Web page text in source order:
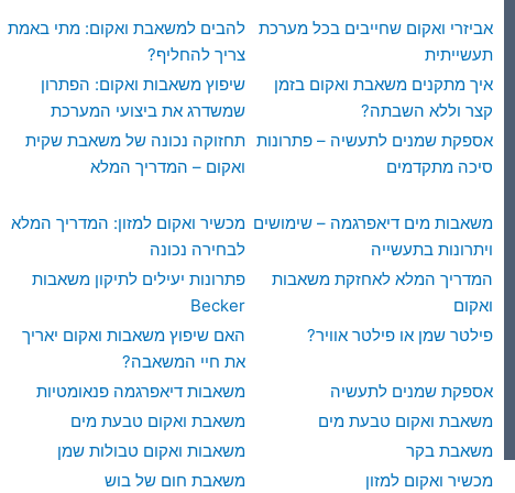
אביזרי ואקום שחייבים בכל מערכת
תעשייתית
להבים למשאבת ואקום: מתי באמת
צריך להחליף?
איך מתקנים משאבת ואקום בזמן
קצר וללא השבתה?
שיפוץ משאבות ואקום: הפתרון
שמשדרג את ביצועי המערכת
אספקת שמנים לתעשיה – פתרונות
סיכה מתקדמים
תחזוקה נכונה של משאבת שקית
ואקום – המדריך המלא
משאבות מים דיאפרגמה – שימושים
ויתרונות בתעשייה
מכשיר ואקום למזון: המדריך המלא
לבחירה נכונה
המדריך המלא לאחזקת משאבות
ואקום
פתרונות יעילים לתיקון משאבות
Becker
פילטר שמן או פילטר אוויר?
האם שיפוץ משאבות ואקום יאריך
את חיי המשאבה?
אספקת שמנים לתעשיה
משאבות דיאפרגמה פנאומטיות
משאבת ואקום טבעת מים
משאבת ואקום טבעת מים
משאבת בקר
משאבות ואקום טבולות שמן
מכשיר ואקום למזון
משאבת חום של בוש